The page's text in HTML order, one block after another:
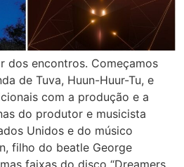
dos encontros. Começamos
de Tuva, Huun-Huur-Tu, e
com a produção e a
do produtor e musicista
Unidos e do músico
filho do beatle George